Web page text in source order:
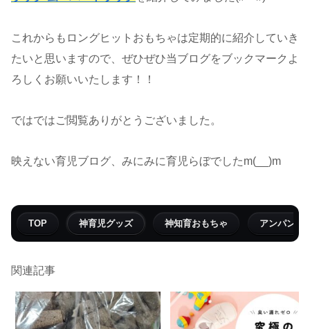
これからもロングヒットおもちゃは定期的に紹介していき
たいと思いますので、ぜひぜひ当ブログをブックマークよ
ろしくお願いいたします！！
ではではご閲覧ありがとうございました。
映えない育児ブログ、みにみに育児らぼでしたm(__)m
TOP 神育児グッズ 神知育おもちゃ アンパンマ
関連記事